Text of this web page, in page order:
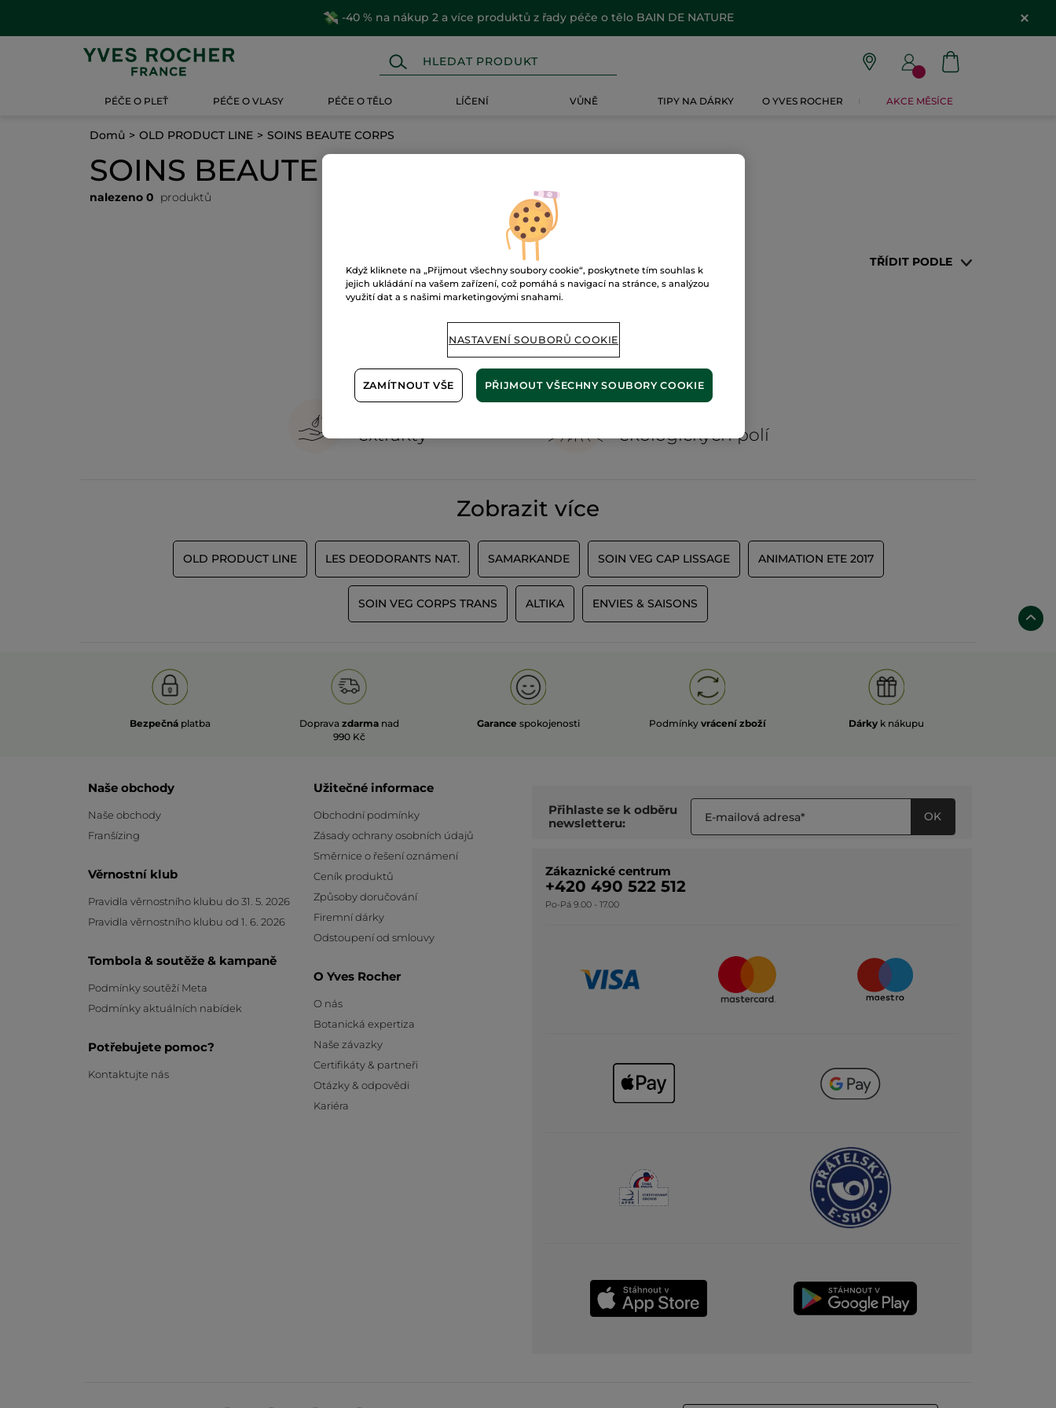
-40 % na nákup 2 a více produktů z řady péče o tělo BAIN DE NATURE
PÉČE O PLEŤ PÉČE O VLASY PÉČE O TĚLO LÍČENÍ VŮNĚ TIPY NA DÁRKY O YVES ROCHER AKCE MĚSÍCE
Domů OLD PRODUCT LINE SOINS BEAUTE CORPS
SOINS BEAUTE CORPS
nalezeno 0 produktů
TŘÍDIT PODLE
extrakty
ekologických polí
Zobrazit více
OLD PRODUCT LINE LES DEODORANTS NAT. SAMARKANDE SOIN VEG CAP LISSAGE ANIMATION ETE 2017
SOIN VEG CORPS TRANS ALTIKA ENVIES & SAISONS
Bezpečná platba Doprava zdarma nad
990 Kč
Garance spokojenosti Podmínky vrácení zboží Dárky k nákupu
Naše obchody
Naše obchody
Franšízing
Věrnostní klub
Pravidla věrnostního klubu do 31. 5. 2026
Pravidla věrnostního klubu od 1. 6. 2026
Tombola & soutěže & kampaně
Podmínky soutěží Meta
Podmínky aktuálních nabídek
Potřebujete pomoc?
Kontaktujte nás
Užitečné informace
Obchodní podmínky
Zásady ochrany osobních údajů
Směrnice o řešení oznámení
Ceník produktů
Způsoby doručování
Firemní dárky
Odstoupení od smlouvy
O Yves Rocher
O nás
Botanická expertiza
Naše závazky
Certifikáty & partneři
Otázky & odpovědi
Kariéra
Přihlaste se k odběru
newsletteru:
OK
Zákaznické centrum
+420 490 522 512
Po-Pá 9.00 - 17.00
Když kliknete na „Přijmout všechny soubory cookie“, poskytnete tím souhlas k
jejich ukládání na vašem zařízení, což pomáhá s navigací na stránce, s analýzou
využití dat a s našimi marketingovými snahami.
NASTAVENÍ SOUBORŮ COOKIE
ZAMÍTNOUT VŠE PŘIJMOUT VŠECHNY SOUBORY COOKIE